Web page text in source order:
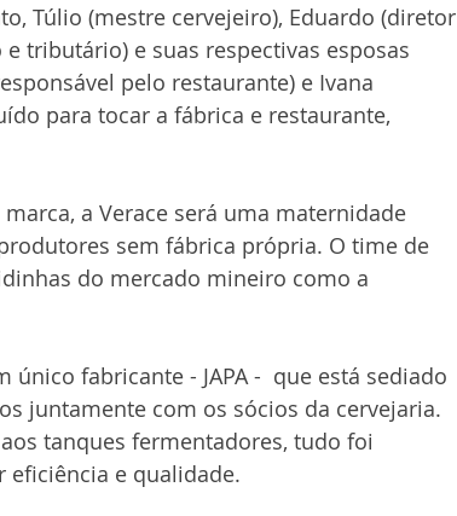
Túlio (mestre cervejeiro), Eduardo (diretor
tributário) e suas respectivas esposas
pelo restaurante) e Ivana
para tocar a fábrica e restaurante,
a Verace será uma maternidade
sem fábrica própria. O time de
do mercado mineiro como a
fabricante - JAPA -  que está sediado
juntamente com os sócios da cervejaria.
tanques fermentadores, tudo foi
e qualidade.